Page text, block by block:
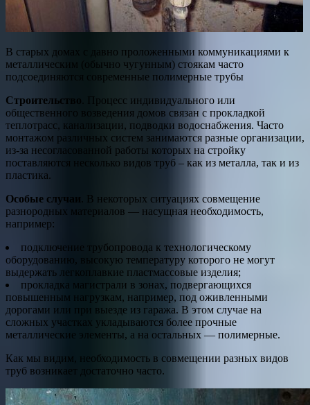
В старых домах с давно проложенными коммуникациями к
металлическим (обычно чугунным) стоякам часто
подсоединяются современные полимерные трубы
Строительство
. Процесс индивидуального или
общественного возведения домов связан с прокладкой
теплотрасс, канализации, подводки водоснабжения. Часто
монтажом различных систем занимаются разные организации,
из-за несогласованной работы которых на стройку
поставляются несколько видов труб – как из металла, так и из
пластика.
Особые случаи . В некоторых ситуациях совмещение
разнородных материалов — насущная необходимость,
например:
подключение трубопровода к технологическому
оборудованию, высокую температуру которого не могут
выдержать легкоплавкие пластмассовые изделия;
прокладка магистрали в зонах, подвергающихся
повышенным нагрузкам, например, под оживленными
дорогами или при выезде из гаража. В этом случае на
сложных участках укладываются более прочные
металлические элементы, а на остальных — полимерные.
Как мы видим, необходимость в совмещении разных видов
труб возникает достаточно часто.